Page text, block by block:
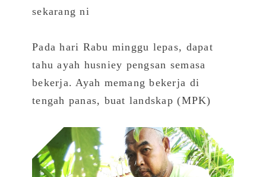
sekarang ni
Pada hari Rabu minggu lepas, dapat
tahu ayah husniey pengsan semasa
bekerja. Ayah memang bekerja di
tengah panas, buat landskap (MPK)